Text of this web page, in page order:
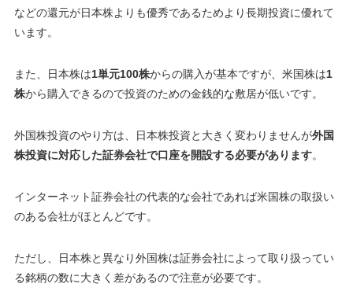
などの還元が日本株よりも優秀であるためより長期投資に優れて
います。
また、日本株は1単元100株からの購入が基本ですが、米国株は1
株から購入できるので投資のための金銭的な敷居が低いです。
外国株投資のやり方は、日本株投資と大きく変わりませんが外国
株投資に対応した証券会社で口座を開設する必要があります。
インターネット証券会社の代表的な会社であれば米国株の取扱い
のある会社がほとんどです。
ただし、日本株と異なり外国株は証券会社によって取り扱ってい
る銘柄の数に大きく差があるので注意が必要です。